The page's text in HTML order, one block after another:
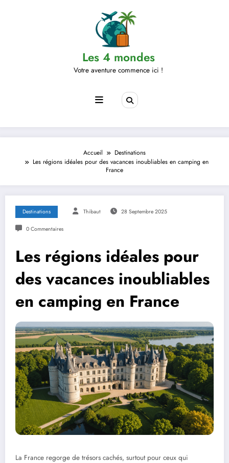
Les 4 mondes
Votre aventure commence ici !
Accueil
Destinations
Les régions idéales pour des vacances inoubliables en camping en
France
Destinations Thibaut 28 Septembre 2025
0 Commentaires
Les régions idéales pour
des vacances inoubliables
en camping en France
La France regorge de trésors cachés, surtout pour ceux qui